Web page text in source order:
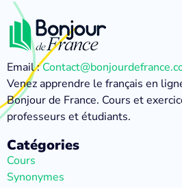
Email :
Venez apprendre le français en
Bonjour de France. Cours et
professeurs et étudiants.
Catégories
Cours
Synonymes